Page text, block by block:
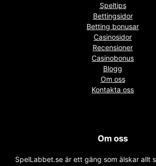
Speltips
Bettingsidor
Betting bonusar
Casinosidor
Recensioner
Casinobonus
Blogg
Om oss
Kontakta oss
Om oss
SpelLabbet.se är ett gäng som älskar allt